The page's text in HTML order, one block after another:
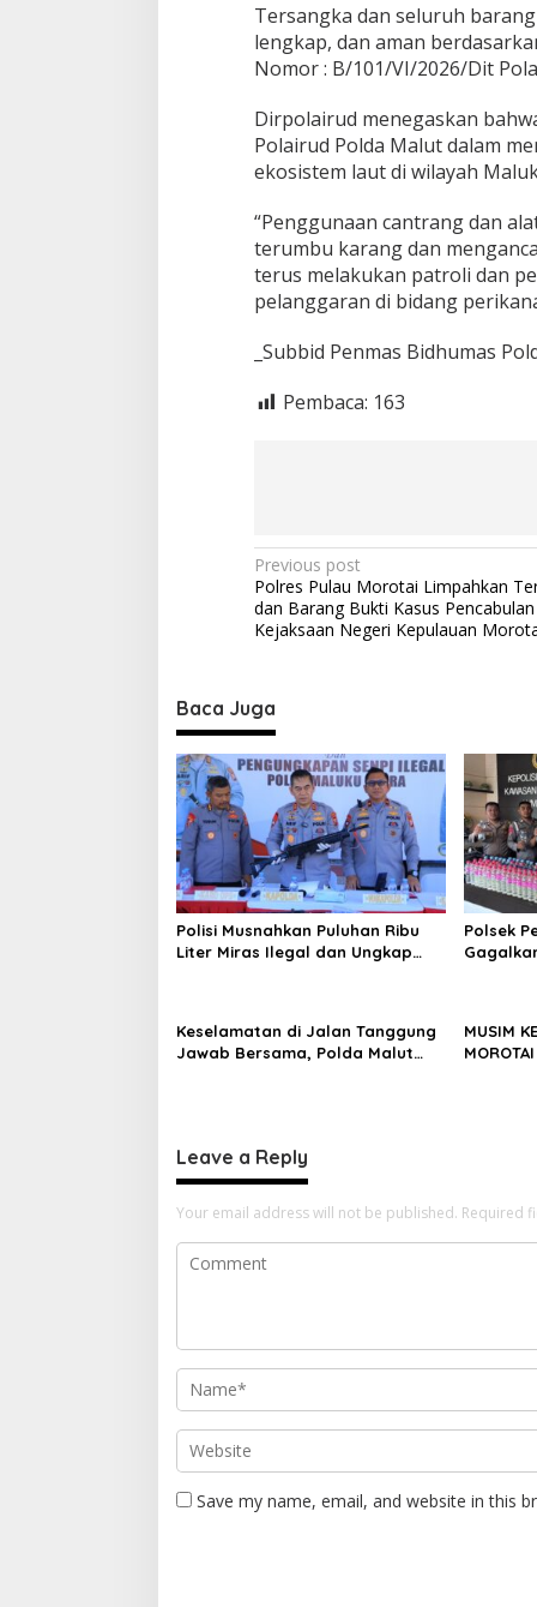
n
g
B
k
t
i
_
l
l
e
g
a
F
h
D
K
P
Tersangka dan seluruh
lengkap, dan aman
Nomor : B/101/VI/2026/Dit
Dirpolairud menegaskan
Polairud Polda Malut dalam
ekosistem laut di wilayah
“Penggunaan cantrang dan
terumbu karang dan
terus melakukan patroli dan
pelanggaran di bidang
_Subbid Penmas Bidhumas
Pembaca: 163
P
o
s
n
a
v
g
a
t
i
Previous post
Polres Pulau Morotai Limpahkan
dan Barang Bukti Kasus
Kejaksaan Negeri Kepulauan
Baca Juga
Polisi Musnahkan Puluhan Ribu
Liter Miras Ilegal dan Ungkap
Polsek
Keselamatan di Jalan Tanggung
Jawab Bersama, Polda Malut
MUSIM
Leave a Reply
Your email address will not be published. Required
Save my name, email, and website in this